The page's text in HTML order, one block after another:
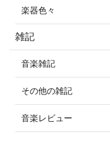
楽器色々
雑記
音楽雑記
その他の雑記
音楽レビュー